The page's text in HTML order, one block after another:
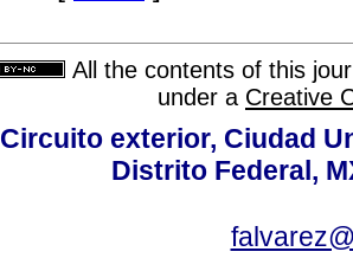
All the contents of this
under a Creative
Circuito exterior, Ciudad
Distrito Federal,